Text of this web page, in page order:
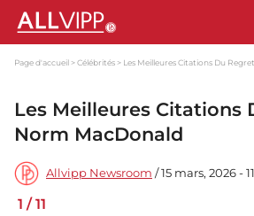
Page d'accueil Célébrités Les Meilleures Citations Du
Les Meilleures Citations
Norm MacDonald
Allvipp Newsroom / 15 mars, 2026 -
1 /11